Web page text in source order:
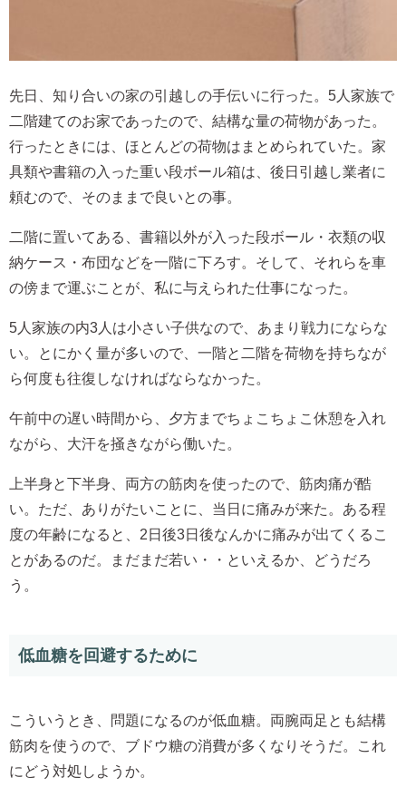
先日、知り合いの家の引越しの手伝いに行った。5人家族で
二階建てのお家であったので、結構な量の荷物があった。
行ったときには、ほとんどの荷物はまとめられていた。家
具類や書籍の入った重い段ボール箱は、後日引越し業者に
頼むので、そのままで良いとの事。
二階に置いてある、書籍以外が入った段ボール・衣類の収
納ケース・布団などを一階に下ろす。そして、それらを車
の傍まで運ぶことが、私に与えられた仕事になった。
5人家族の内3人は小さい子供なので、あまり戦力にならな
い。とにかく量が多いので、一階と二階を荷物を持ちなが
ら何度も往復しなければならなかった。
午前中の遅い時間から、夕方までちょこちょこ休憩を入れ
ながら、大汗を掻きながら働いた。
上半身と下半身、両方の筋肉を使ったので、筋肉痛が酷
い。ただ、ありがたいことに、当日に痛みが来た。ある程
度の年齢になると、2日後3日後なんかに痛みが出てくるこ
とがあるのだ。まだまだ若い・・といえるか、どうだろ
う。
低血糖を回避するために
こういうとき、問題になるのが低血糖。両腕両足とも結構
筋肉を使うので、ブドウ糖の消費が多くなりそうだ。これ
にどう対処しようか。